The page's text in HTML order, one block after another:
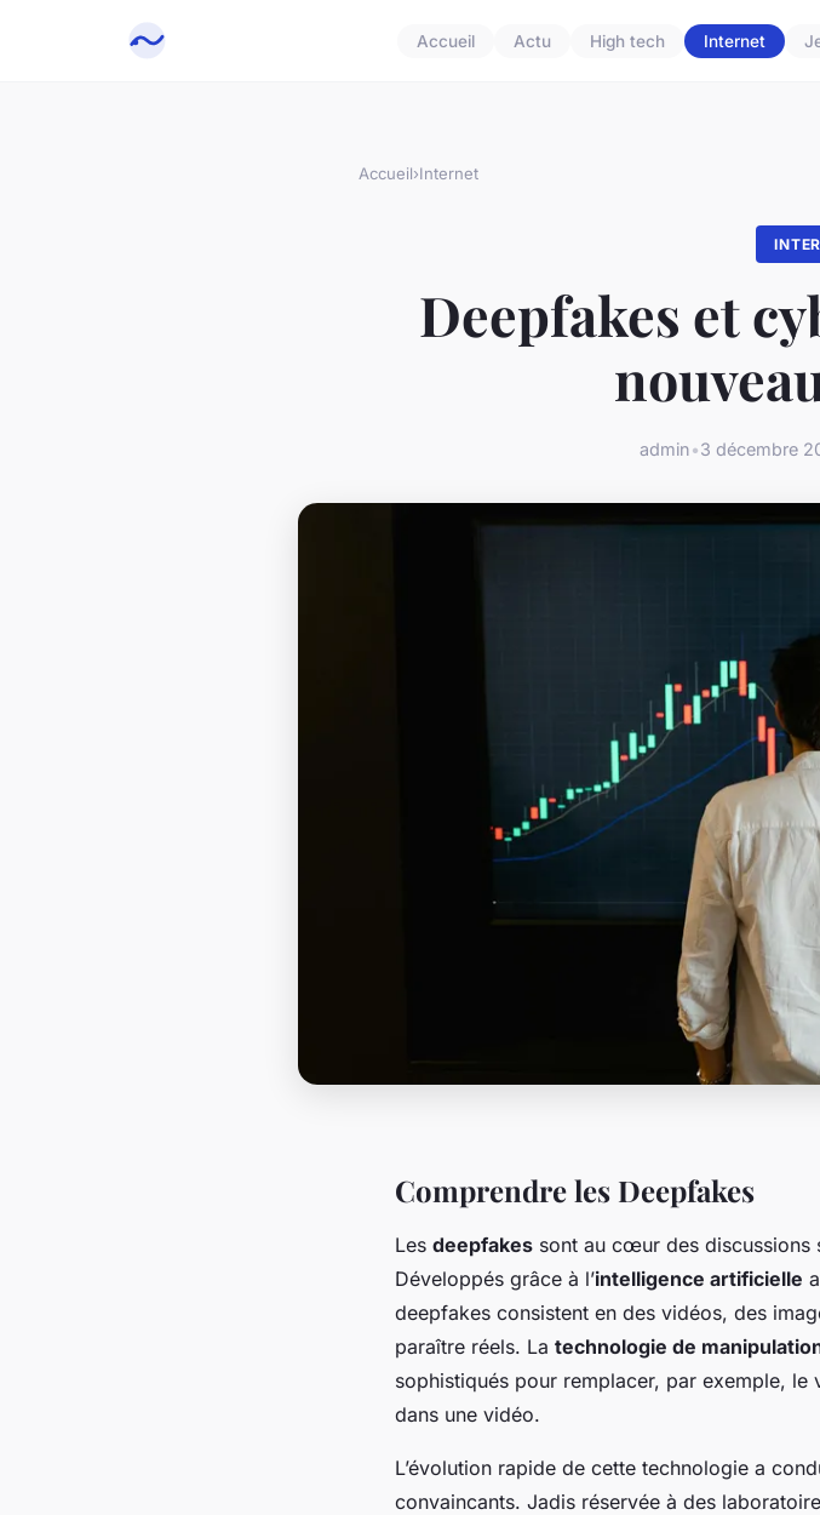
Accueil Actu High tech Internet
Accueil›Internet
Deepfakes et
admin•3 décembre
Comprendre les Deepfakes
Les deepfakes sont au cœur des discussions
Développés grâce à l’intelligence artificielle
deepfakes consistent en des vidéos, des
paraître réels. La technologie de
sophistiqués pour remplacer, par exemple, le
dans une vidéo.
L’évolution rapide de cette technologie a
convaincants. Jadis réservée à des